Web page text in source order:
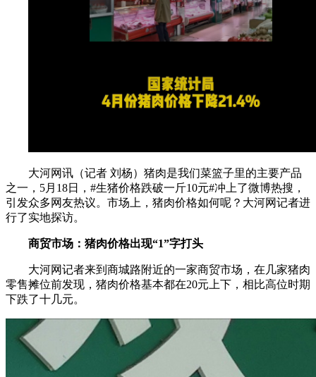
大河网讯（记者 刘杨）猪肉是我们菜篮子里的主要产品
之一，5月18日，#生猪价格跌破一斤10元#冲上了微博热搜，
引发众多网友热议。市场上，猪肉价格如何呢？大河网记者进
行了实地探访。
商贸市场：猪肉价格出现“1”字打头
大河网记者来到商城路附近的一家商贸市场，在几家猪肉
零售摊位前发现，猪肉价格基本都在20元上下，相比高位时期
下跌了十几元。